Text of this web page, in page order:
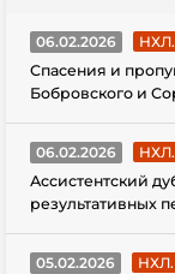
06.02.2026
Спасения и
Бобровского и
06.02.2026
Ассистентский
результативных
05.02.2026
НХЛ.